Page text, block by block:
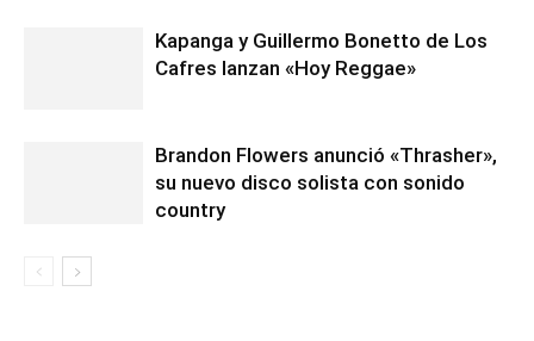
Kapanga y Guillermo Bonetto de Los
Cafres lanzan «Hoy Reggae»
Brandon Flowers anunció «Thrasher»,
su nuevo disco solista con sonido
country